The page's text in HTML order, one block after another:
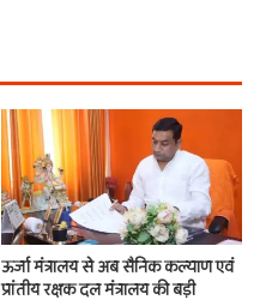
ऊर्जा मंत्रालय से अब सैनिक कल्याण एवं
प्रांतीय रक्षक दल मंत्रालय की बड़ी